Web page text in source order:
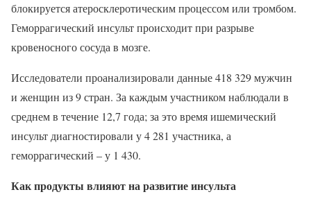
блокируется атеросклеротическим процессом или тромбом.
Геморрагический инсульт происходит при разрыве
кровеносного сосуда в мозге.
Исследователи проанализировали данные 418 329 мужчин
и женщин из 9 стран. За каждым участником наблюдали в
среднем в течение 12,7 года; за это время ишемический
инсульт диагностировали у 4 281 участника, а
геморрагический – у 1 430.
Как продукты влияют на развитие инсульта